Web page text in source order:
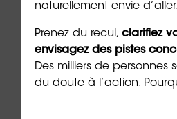
naturellement envie d’aller.
Prenez du recul, clarifiez
envisagez des pistes
Des milliers de personnes
du doute à l’action.